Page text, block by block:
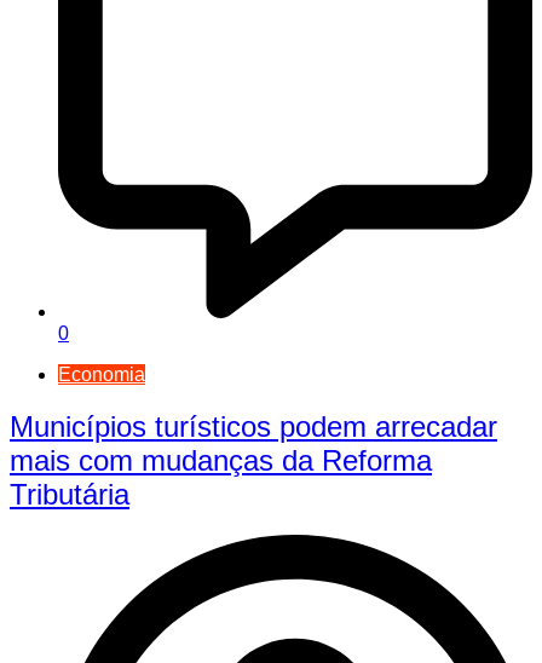
0
Economia
Municípios turísticos podem arrecadar
mais com mudanças da Reforma
Tributária